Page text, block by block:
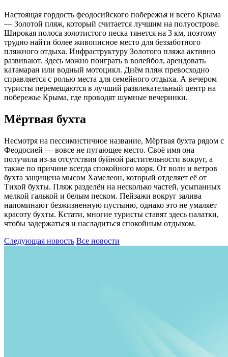
Настоящая гордость феодосийского побережья и всего Крыма
— Золотой пляж, который считается лучшим на полуострове.
Широкая полоса золотистого песка тянется на 3 км, поэтому
трудно найти более живописное место для беззаботного
пляжного отдыха. Инфраструктуру Золотого пляжа активно
развивают. Здесь можно поиграть в волейбол, арендовать
катамаран или водный мотоцикл. Днём пляж превосходно
справляется с ролью места для семейного отдыха. А вечером
туристы перемещаются в лучший развлекательный центр на
побережье Крыма, где проводят шумные вечеринки.
Мёртвая бухта
Несмотря на пессимистичное название, Мёртвая бухта рядом с
Феодосией — вовсе не пугающее место. Своё имя она
получила из-за отсутствия буйной растительности вокруг, а
также по причине всегда спокойного моря. От волн и ветров
бухта защищена мысом Хамелеон, который отделяет её от
Тихой бухты. Пляж разделён на несколько частей, усыпанных
мелкой галькой и белым песком. Пейзажи вокруг залива
напоминают безжизненную пустыню, однако это не умаляет
красоту бухты. Кстати, многие туристы ставят здесь палатки,
чтобы задержаться и насладиться спокойным отдыхом.
Следующая новость Все новости